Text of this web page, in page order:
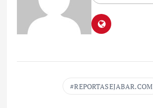
REPORTASEJABAR.COM